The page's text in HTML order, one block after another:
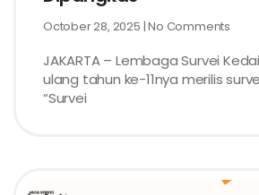
October 28, 2025 No Comments
JAKARTA – Lembaga Survei
ulang tahun ke-11nya merilis
“Survei